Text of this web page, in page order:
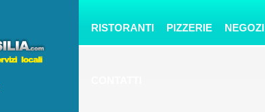
RISTORANTI PIZZERIE NEGOZI